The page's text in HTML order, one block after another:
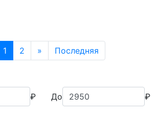
1 2 » Последняя
₽ До ₽